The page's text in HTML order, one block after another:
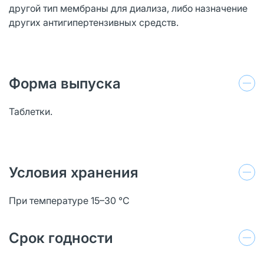
другой тип мембраны для диализа, либо назначение
других антигипертензивных средств.
Форма выпуска
Таблетки.
Условия хранения
При температуре 15–30 °C
Срок годности